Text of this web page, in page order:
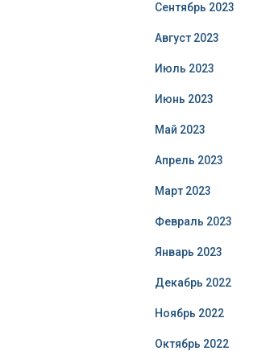
Сентябрь 2023
Август 2023
Июль 2023
Июнь 2023
Май 2023
Апрель 2023
Март 2023
Февраль 2023
Январь 2023
Декабрь 2022
Ноябрь 2022
Октябрь 2022